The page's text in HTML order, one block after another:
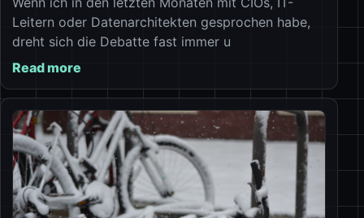
Leitern oder Datenarchitekten gesprochen habe,
dreht sich die Debatte fast immer u
Read more